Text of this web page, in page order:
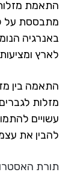
התאמת
מתבססת על
באנרגיה
לארץ
התאמה בין
מזלות
עשויים
להבין את
תורת